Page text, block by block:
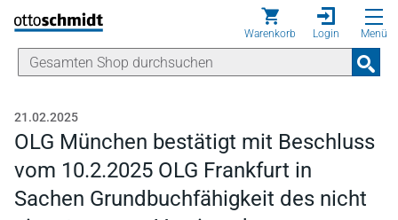
Direkt zum Inhalt
Warenkorb Login Menü
21.02.2025
OLG München bestätigt mit Beschluss
vom 10.2.2025 OLG Frankfurt in
Sachen Grundbuchfähigkeit des nicht